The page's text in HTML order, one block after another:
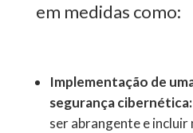
em medidas como:
Implementação de
segurança cibernética:
ser abrangente e incluir